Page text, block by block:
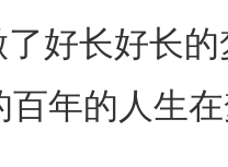
长好长的
年的人生